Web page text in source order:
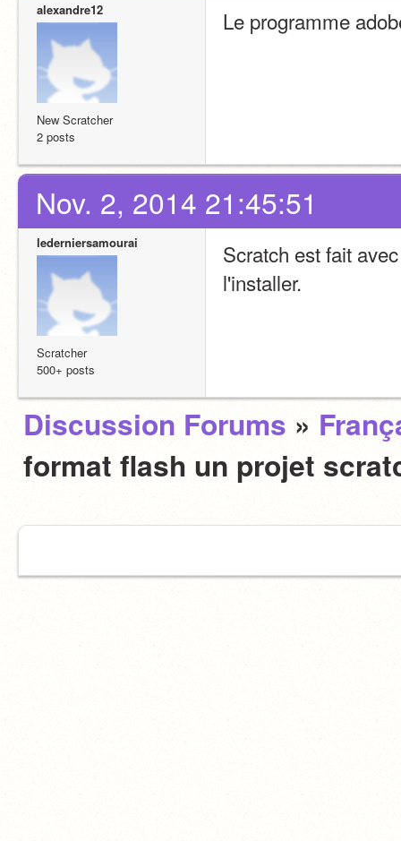
alexandre12
New Scratcher
2 posts
Le programme
Nov. 2, 2014 21:45:51
lederniersamourai
Scratcher
500+ posts
Scratch est fait
l'installer.
Discussion Forums »
format flash un projet